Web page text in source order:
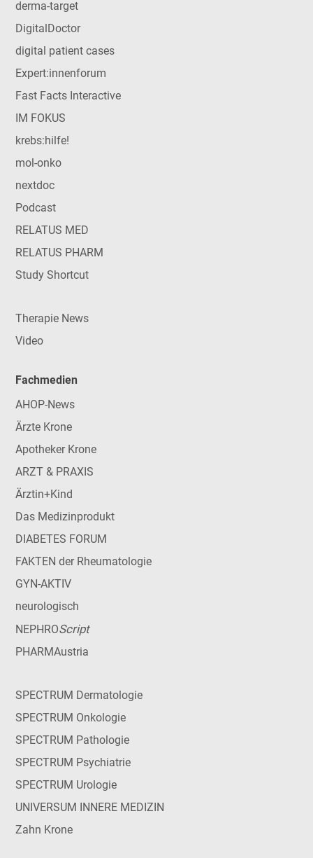
derma-target
DigitalDoctor
digital patient cases
Expert:innenforum
Fast Facts Interactive
IM FOKUS
krebs:hilfe!
mol-onko
nextdoc
Podcast
RELATUS MED
RELATUS PHARM
Study Shortcut
Therapie News
Video
Fachmedien
AHOP-News
Ärzte Krone
Apotheker Krone
ARZT & PRAXIS
Ärztin+Kind
Das Medizinprodukt
DIABETES FORUM
FAKTEN der Rheumatologie
GYN-AKTIV
neurologisch
NEPHROScript
PHARMAustria
SPECTRUM Dermatologie
SPECTRUM Onkologie
SPECTRUM Pathologie
SPECTRUM Psychiatrie
SPECTRUM Urologie
UNIVERSUM INNERE MEDIZIN
Zahn Krone